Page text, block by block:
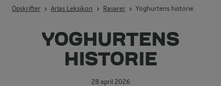
Opskrifter Arlas Leksikon Ravarer Yoghurtens historie
YOGHURTENS
HISTORIE
28 april 2026